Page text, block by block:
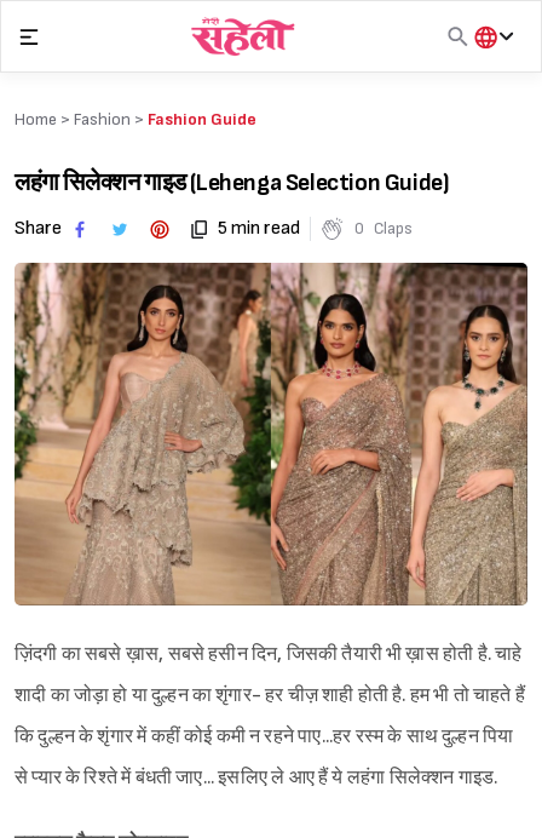
content
हिंदी
Home > Fashion > Fashion Guide
लहंगा सिलेक्शन गाइड (Lehenga Selection Guide)
Share 5 min read 0 Claps
ज़िंदगी का सबसे ख़ास, सबसे हसीन दिन, जिसकी तैयारी भी ख़ास होती है. चाहे
शादी का जोड़ा हो या दुल्हन का शृंगार- हर चीज़ शाही होती है. हम भी तो चाहते हैं
कि दुल्हन के शृंगार में कहीं कोई कमी न रहने पाए...हर रस्म के साथ दुल्हन पिया
से प्यार के रिश्ते में बंधती जाए... इसलिए ले आए हैं ये लहंगा सिलेक्शन गाइड.